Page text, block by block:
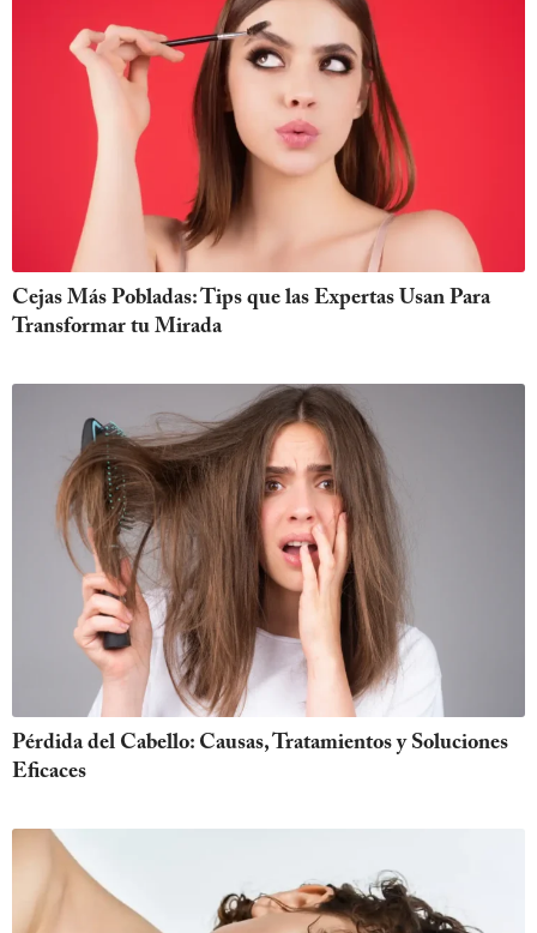
Cejas Más Pobladas: Tips que las Expertas Usan Para
Transformar tu Mirada
Pérdida del Cabello: Causas, Tratamientos y Soluciones
Eficaces